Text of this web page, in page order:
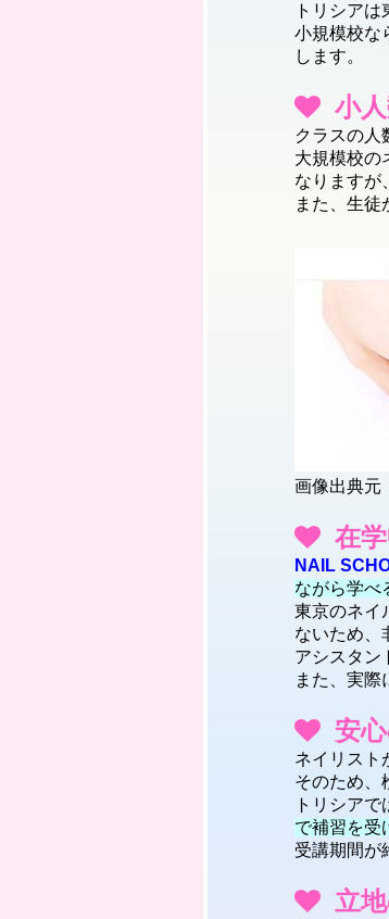
トリシア
小規模校な
します。
小
クラスの人
大規模校の
なりますが
また、生徒
画像出典元
在
NAIL
ながら学べ
東京のネイ
ないため、
アシスタン
また、実際
安
ネイリスト
そのため、
トリシアで
で補習を受
受講期間が
立